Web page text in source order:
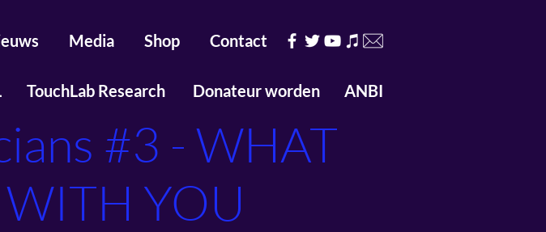
#3 - WHAT
YOU
Media Shop Contact
TouchLab Research Donateur worden ANBI